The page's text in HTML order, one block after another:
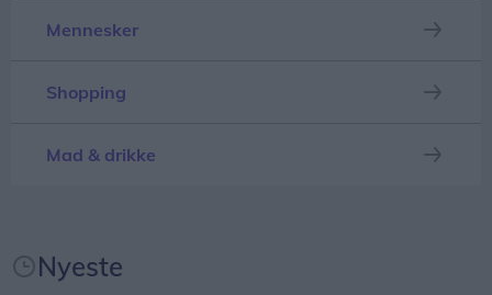
Mennesker
Shopping
Mad & drikke
Nyeste